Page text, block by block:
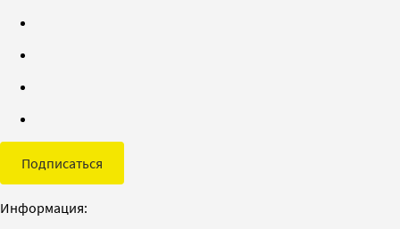
Подписаться
Информация: